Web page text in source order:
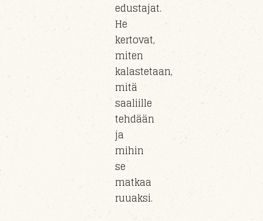
edustajat.
He
kertovat,
miten
kalastetaan,
mitä
saaliille
tehdään
ja
mihin
se
matkaa
ruuaksi.